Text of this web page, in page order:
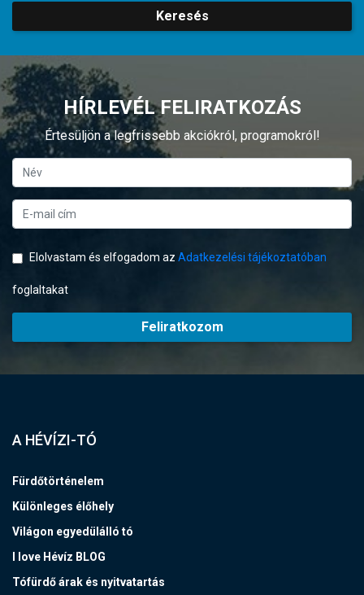
Keresés
HÍRLEVÉL FELIRATKOZÁS
Értesüljön a legfrissebb akciókról, programokról!
Elolvastam és elfogadom az Adatkezelési tájékoztatóban
foglaltakat
Feliratkozom
A HÉVÍZI-TÓ
Fürdőtörténelem
Különleges élőhely
Világon egyedülálló tó
I love Hévíz BLOG
Tófürdő árak és nyitvatartás